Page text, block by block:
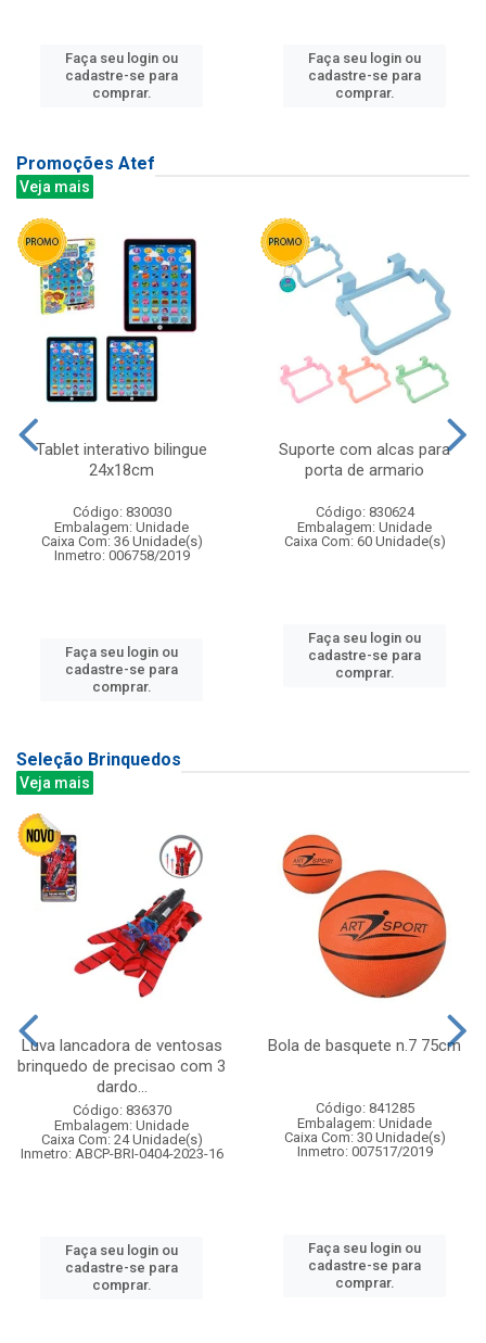
Faça seu login ou
cadastre-se para
comprar.
Faça seu login ou
cadastre-se para
comprar.
Promoções Atef
Veja mais
Tablet interativo bilingue
24x18cm
Código: 830030
Embalagem: Unidade
Caixa Com: 36 Unidade(s)
Inmetro: 006758/2019
Faça seu login ou
cadastre-se para
comprar.
Suporte com alcas para
porta de armario
Código: 830624
Embalagem: Unidade
Caixa Com: 60 Unidade(s)
Faça seu login ou
cadastre-se para
comprar.
Seleção Brinquedos
Veja mais
Luva lancadora de ventosas
brinquedo de precisao com 3
dardo...
Código: 836370
Embalagem: Unidade
Caixa Com: 24 Unidade(s)
Inmetro: ABCP-BRI-0404-2023-16
Faça seu login ou
cadastre-se para
comprar.
Bola de basquete n.7 75cm
Código: 841285
Embalagem: Unidade
Caixa Com: 30 Unidade(s)
Inmetro: 007517/2019
Faça seu login ou
cadastre-se para
comprar.